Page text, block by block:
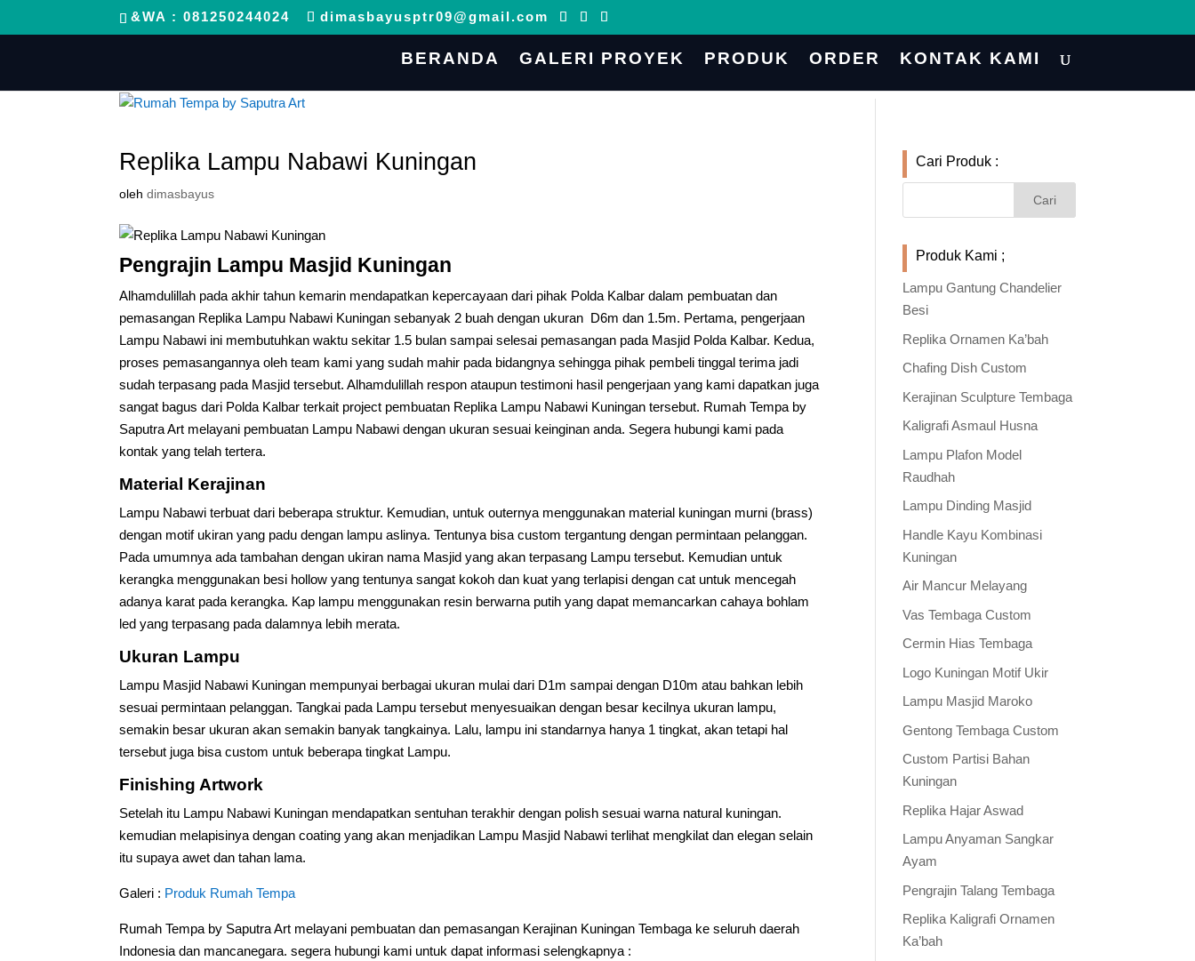
&WA : 081250244024 dimasbayusptr09@gmail.com
BERANDA GALERI PROYEK PRODUK ORDER KONTAK KAMI
Replika Lampu Nabawi Kuningan
olehdimasbayus
Pengrajin Lampu Masjid Kuningan
Alhamdulillah pada akhir tahun kemarin mendapatkan kepercayaan dari pihak Polda Kalbar dalam pembuatan dan
pemasangan Replika Lampu Nabawi Kuningan sebanyak 2 buah dengan ukuran D6m dan 1.5m. Pertama, pengerjaan
Lampu Nabawi ini membutuhkan waktu sekitar 1.5 bulan sampai selesai pemasangan pada Masjid Polda Kalbar. Kedua,
proses pemasangannya oleh team kami yang sudah mahir pada bidangnya sehingga pihak pembeli tinggal terima jadi
sudah terpasang pada Masjid tersebut. Alhamdulillah respon ataupun testimoni hasil pengerjaan yang kami dapatkan juga
sangat bagus dari Polda Kalbar terkait project pembuatan Replika Lampu Nabawi Kuningan tersebut. Rumah Tempa by
Saputra Art melayani pembuatan Lampu Nabawi dengan ukuran sesuai keinginan anda. Segera hubungi kami pada
kontak yang telah tertera.
Material Kerajinan
Lampu Nabawi terbuat dari beberapa struktur. Kemudian, untuk outernya menggunakan material kuningan murni (brass)
dengan motif ukiran yang padu dengan lampu aslinya. Tentunya bisa custom tergantung dengan permintaan pelanggan.
Pada umumnya ada tambahan dengan ukiran nama Masjid yang akan terpasang Lampu tersebut. Kemudian untuk
kerangka menggunakan besi hollow yang tentunya sangat kokoh dan kuat yang terlapisi dengan cat untuk mencegah
adanya karat pada kerangka. Kap lampu menggunakan resin berwarna putih yang dapat memancarkan cahaya bohlam
led yang terpasang pada dalamnya lebih merata.
Ukuran Lampu
Lampu Masjid Nabawi Kuningan mempunyai berbagai ukuran mulai dari D1m sampai dengan D10m atau bahkan lebih
sesuai permintaan pelanggan. Tangkai pada Lampu tersebut menyesuaikan dengan besar kecilnya ukuran lampu,
semakin besar ukuran akan semakin banyak tangkainya. Lalu, lampu ini standarnya hanya 1 tingkat, akan tetapi hal
tersebut juga bisa custom untuk beberapa tingkat Lampu.
Finishing Artwork
Setelah itu Lampu Nabawi Kuningan mendapatkan sentuhan terakhir dengan polish sesuai warna natural kuningan.
kemudian melapisinya dengan coating yang akan menjadikan Lampu Masjid Nabawi terlihat mengkilat dan elegan selain
itu supaya awet dan tahan lama.
Galeri : Produk Rumah Tempa
Rumah Tempa by Saputra Art melayani pembuatan dan pemasangan Kerajinan Kuningan Tembaga ke seluruh daerah
Indonesia dan mancanegara. segera hubungi kami untuk dapat informasi selengkapnya :
Cari Produk :
Produk Kami ;
Lampu Gantung Chandelier
Besi
Replika Ornamen Ka’bah
Chafing Dish Custom
Kerajinan Sculpture Tembaga
Kaligrafi Asmaul Husna
Lampu Plafon Model
Raudhah
Lampu Dinding Masjid
Handle Kayu Kombinasi
Kuningan
Air Mancur Melayang
Vas Tembaga Custom
Cermin Hias Tembaga
Logo Kuningan Motif Ukir
Lampu Masjid Maroko
Gentong Tembaga Custom
Custom Partisi Bahan
Kuningan
Replika Hajar Aswad
Lampu Anyaman Sangkar
Ayam
Pengrajin Talang Tembaga
Replika Kaligrafi Ornamen
Ka’bah